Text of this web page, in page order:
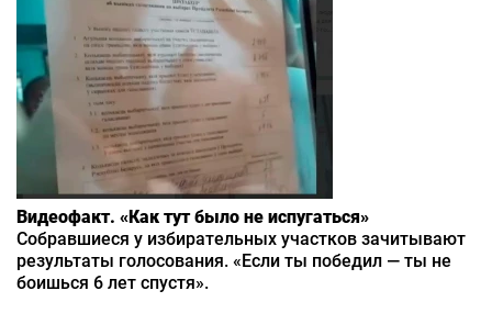
Видеофакт. «Как тут было не испугаться»
Собравшиеся у избирательных участков зачитывают
результаты голосования. «Если ты победил — ты не
боишься 6 лет спустя».